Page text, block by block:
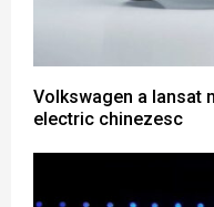
Volkswagen a lansat
electric chinezesc